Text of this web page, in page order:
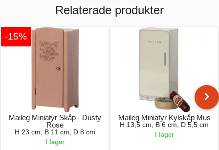
Relaterade produkter
-15%
Maileg Miniatyr Skåp - Dusty
Rose
H 23 cm, B 11 cm, D 8 cm
I lager
Maileg Miniatyr Kylskåp Mus
H 13,5 cm, B 6 cm, D 5,5 cm
I lager